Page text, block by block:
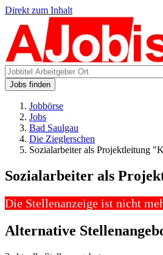
Direkt zum Inhalt
Jobs finden
Jobbörse
Jobs
Bad Saulgau
Die Zieglerschen
Sozialarbeiter als Projektleitung
Sozialarbeiter als
Die Stellenanzeige ist nicht
Alternative